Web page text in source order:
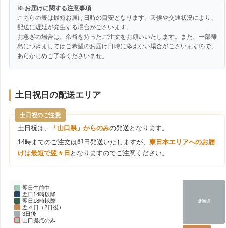
※ お届けに関する注意事項
こちらの表は最短お届け日時の目安となります。天候や交通状況により、
配送に遅延が発生する場合がございます。
お急ぎの場合は、余裕を持ったご注文をお願いいたします。また、一部離
島につきましてはご希望のお届け日時に添えない場合がございますので、
あらかじめご了承くださいませ。
土日祝日の配送エリア
土日祝のご注意
土日祝は、 「山口県」からのみの発送となります。
14時までのご注文は即日発送いたしますが、東日本エリアへのお届
けは最短で翌々日 となりますのでご注意ください。
翌日午前中
翌日14時以降
翌日18時以降
翌々日（2日後）
3日後
山口拠点のみ
北海道